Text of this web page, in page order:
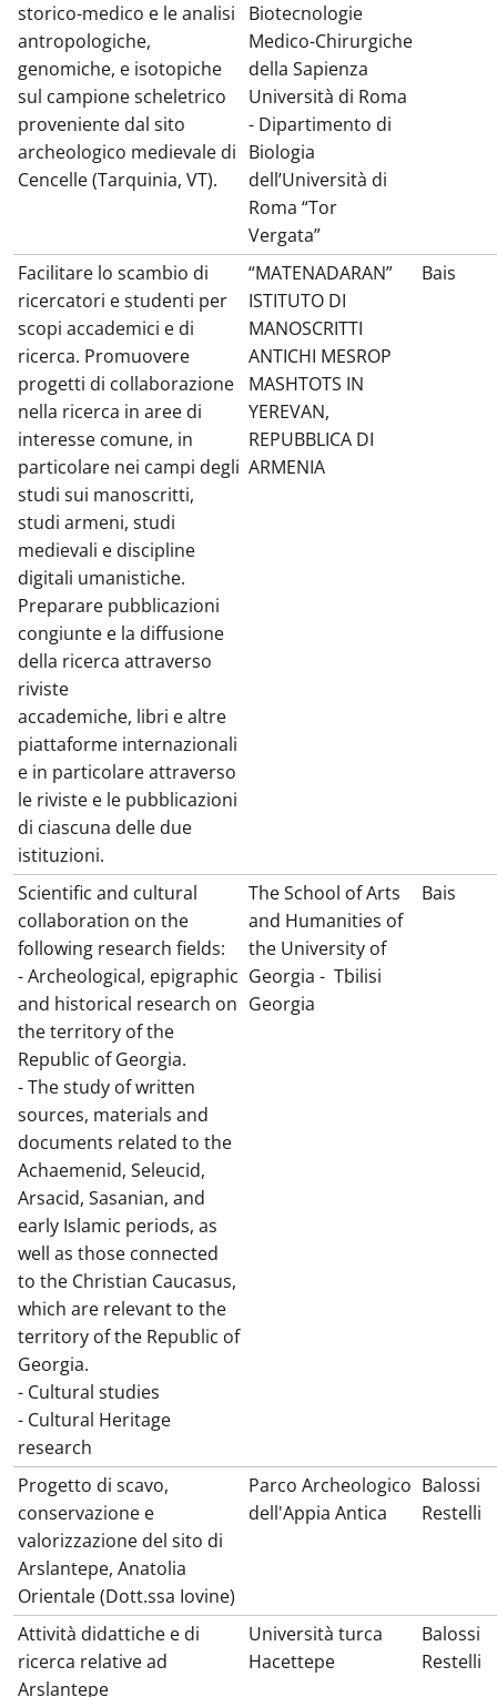
storico-medico e le analisi
antropologiche,
genomiche, e isotopiche
sul campione scheletrico
proveniente dal sito
archeologico medievale di
Cencelle (Tarquinia, VT).
Biotecnologie
Medico-Chirurgiche
della Sapienza
Università di Roma
- Dipartimento di
Biologia
dell’Università di
Roma “Tor
Vergata”
Facilitare lo scambio di
ricercatori e studenti per
scopi accademici e di
ricerca. Promuovere
progetti di collaborazione
nella ricerca in aree di
interesse comune, in
particolare nei campi degli
studi sui manoscritti,
studi armeni, studi
medievali e discipline
digitali umanistiche.
Preparare pubblicazioni
congiunte e la diffusione
della ricerca attraverso
riviste
accademiche, libri e altre
piattaforme internazionali
e in particolare attraverso
le riviste e le pubblicazioni
di ciascuna delle due
istituzioni.
“MATENADARAN”
ISTITUTO DI
MANOSCRITTI
ANTICHI MESROP
MASHTOTS IN
YEREVAN,
REPUBBLICA DI
ARMENIA
Bais
Scientific and cultural
collaboration on the
following research fields:
- Archeological, epigraphic
and historical research on
the territory of the
Republic of Georgia.
- The study of written
sources, materials and
documents related to the
Achaemenid, Seleucid,
Arsacid, Sasanian, and
early Islamic periods, as
well as those connected
to the Christian Caucasus,
which are relevant to the
territory of the Republic of
Georgia.
- Cultural studies
- Cultural Heritage
research
The School of Arts
and Humanities of
the University of
Georgia - Tbilisi
Georgia
Bais
Progetto di scavo,
conservazione e
valorizzazione del sito di
Arslantepe, Anatolia
Orientale (Dott.ssa Iovine)
Parco Archeologico
dell'Appia Antica
Balossi
Restelli
Attività didattiche e di
ricerca relative ad
Arslantepe
Università turca
Hacettepe
Balossi
Restelli